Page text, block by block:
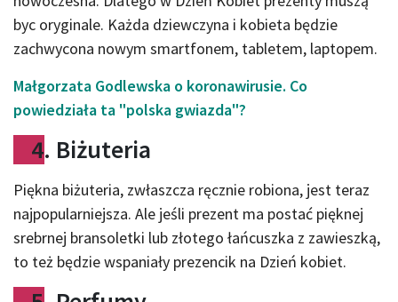
byc oryginale. Każda dziewczyna i kobieta będzie
zachwycona nowym smartfonem, tabletem, laptopem.
Małgorzata Godlewska o koronawirusie. Co
powiedziała ta "polska gwiazda"?
4. Biżuteria
Piękna biżuteria, zwłaszcza ręcznie robiona, jest teraz
najpopularniejsza. Ale jeśli prezent ma postać pięknej
srebrnej bransoletki lub złotego łańcuszka z zawieszką,
to też będzie wspaniały prezencik na Dzień kobiet.